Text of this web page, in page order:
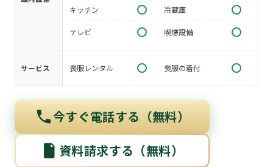
キッチン 冷蔵庫
テレビ 喫煙設備
サービス 喪服レンタル 喪服の着付
今すぐ電話する（無料）
資料請求する（無料）